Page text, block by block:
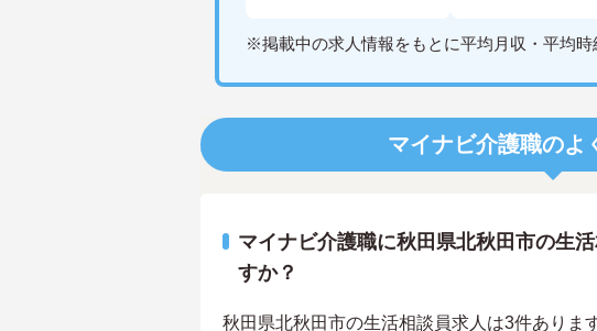
※掲載中の求人情報をもとに平均月収・平均時
マイナビ介護職のよ
マイナビ介護職に秋田県北秋田市の生
すか？
秋田県北秋田市の生活相談員求人は3件ありま